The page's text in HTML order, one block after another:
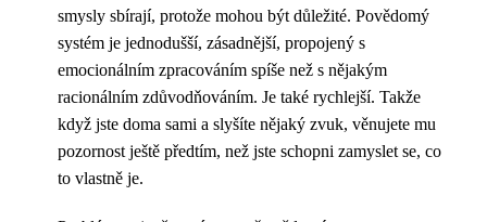
smysly sbírají, protože mohou být důležité. Povědomý
systém je jednodušší, zásadnější, propojený s
emocionálním zpracováním spíše než s nějakým
racionálním zdůvodňováním. Je také rychlejší. Takže
když jste doma sami a slyšíte nějaký zvuk, věnujete mu
pozornost ještě předtím, než jste schopni zamyslet se, co
to vlastně je.